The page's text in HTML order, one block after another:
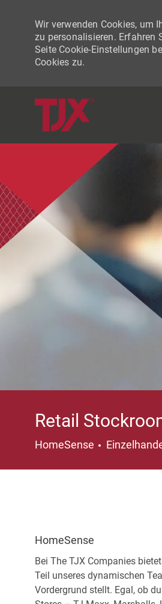
Wir verwenden Cookies, um
zu personalisieren. Erfahren
Seite Cookie-Einstellungen
Cookies zu.
Retail
HomeSense Kategorie
HomeSense
Bei The TJX Companies
Teil unseres dynamischen
Vordergrund stellt. Egal, ob